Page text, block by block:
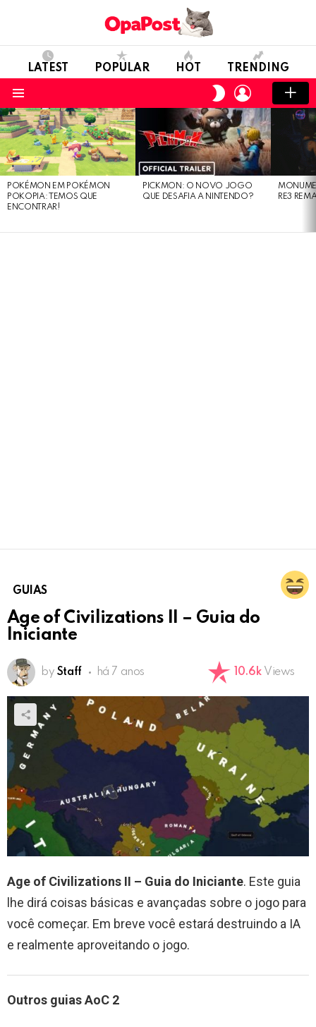
LATEST POPULAR HOT TRENDING
SWITCH
SKIN
LOGIN
LATEST
STORIES
POKÉMON EM POKÉMON
POKOPIA: TEMOS QUE
ENCONTRAR!
PICKMON: O NOVO JOGO
QUE DESAFIA A NINTENDO?
RE3
GUIAS
Age of Civilizations II – Guia do
Iniciante
by Staff há 7 anos 10.6k Views
Age of Civilizations II – Guia do Iniciante. Este guia
lhe dirá coisas básicas e avançadas sobre o jogo para
você começar. Em breve você estará destruindo a IA
e realmente aproveitando o jogo.
Outros guias AoC 2